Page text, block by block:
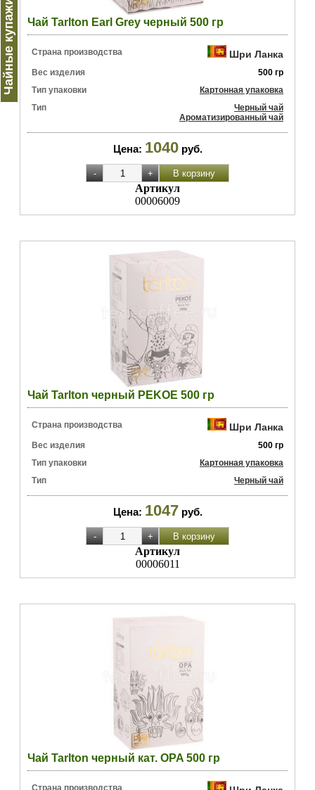
Чайные купажи Чай Tarlton Earl Grey черный 500 гр
Страна производства Шри Ланка
Вес изделия
500 гр
Тип упаковки
Картонная упаковка
Тип
Черный чай
Ароматизированный чай
Цена: 1040 руб.
Артикул
00006009
Чай Tarlton черный PEKOE 500 гр
Страна производства Шри Ланка
Вес изделия
500 гр
Тип упаковки
Картонная упаковка
Тип
Черный чай
Цена: 1047 руб.
Артикул
00006011
Чай Tarlton черный кат. OPA 500 гр
Страна производства